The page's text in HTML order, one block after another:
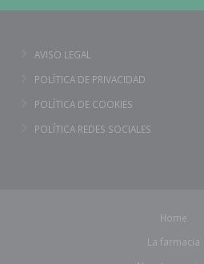
AVISO LEGAL
POLÍTICA DE PRIVACIDAD
POLÍTICA DE COOKIES
POLÍTICA REDES SOCIALES
Home
La farmacia